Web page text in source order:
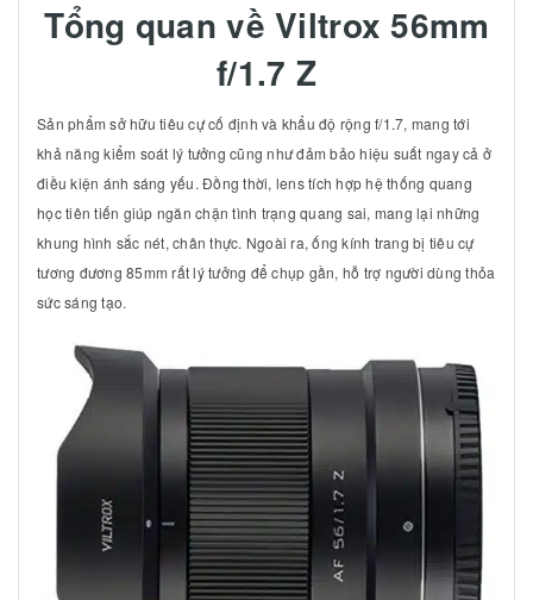
Tổng quan về Viltrox 56mm
f/1.7 Z
Sản phẩm sở hữu tiêu cự cố định và khẩu độ rộng f/1.7, mang tới
khả năng kiểm soát lý tưởng cũng như đảm bảo hiệu suất ngay cả ở
điều kiện ánh sáng yếu. Đồng thời, lens tích hợp hệ thống quang
học tiên tiến giúp ngăn chặn tình trạng quang sai, mang lại những
khung hình sắc nét, chân thực. Ngoài ra, ống kính trang bị tiêu cự
tương đương 85mm rất lý tưởng để chụp gần, hỗ trợ người dùng thỏa
sức sáng tạo.